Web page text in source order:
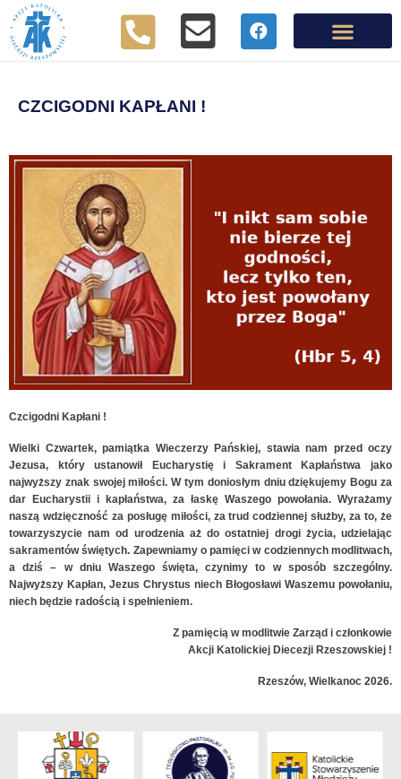
CZCIGODNI KAPŁANI !
Czcigodni Kapłani !
Wielki Czwartek, pamiątka Wieczerzy Pańskiej, stawia nam przed oczy
Jezusa, który ustanowił Eucharystię i Sakrament Kapłaństwa jako
najwyższy znak swojej miłości. W tym doniosłym dniu dziękujemy Bogu za
dar Eucharystii i kapłaństwa, za łaskę Waszego powołania. Wyrażamy
naszą wdzięczność za posługę miłości, za trud codziennej służby, za to, że
towarzyszycie nam od urodzenia aż do ostatniej drogi życia, udzielając
sakramentów świętych. Zapewniamy o pamięci w codziennych modlitwach,
a dziś – w dniu Waszego święta, czynimy to w sposób szczególny.
Najwyższy Kapłan, Jezus Chrystus niech Błogosławi Waszemu powołaniu,
niech będzie radością i spełnieniem.
Z pamięcią w modlitwie Zarząd i członkowie
Akcji Katolickiej Diecezji Rzeszowskiej !
Rzeszów, Wielkanoc 2026.